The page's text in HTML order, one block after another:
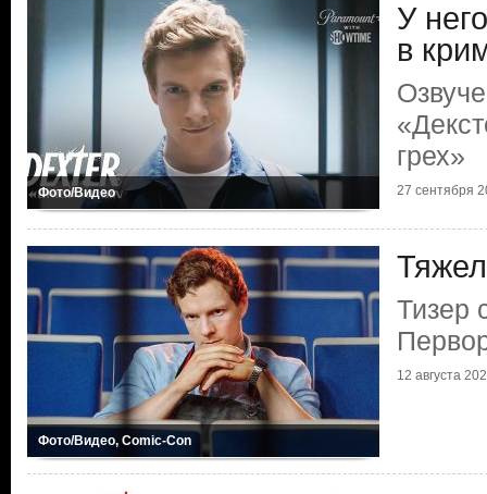
Фото/Видео
У
в
грех»
27 сентября
Фото/Видео, Comic-Con
Тизер
12 августа